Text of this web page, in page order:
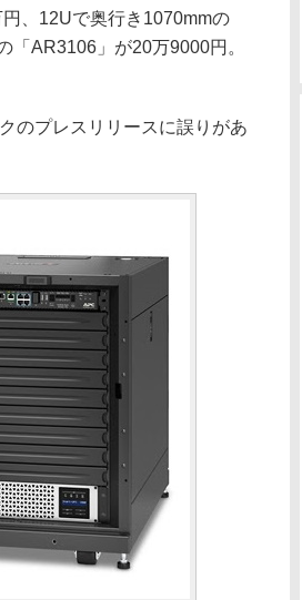
、12Uで奥行き1070mmの
「AR3106」が20万9000円。
のプレスリリースに誤りがあ